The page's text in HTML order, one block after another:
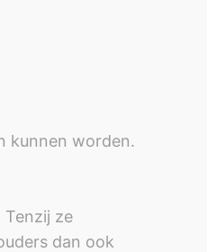
kunnen worden.
ze
dan ook